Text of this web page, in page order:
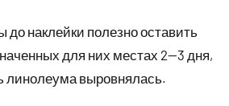
до наклейки полезно оставить
для них местах 2—3 дня,
линолеума выровнялась.